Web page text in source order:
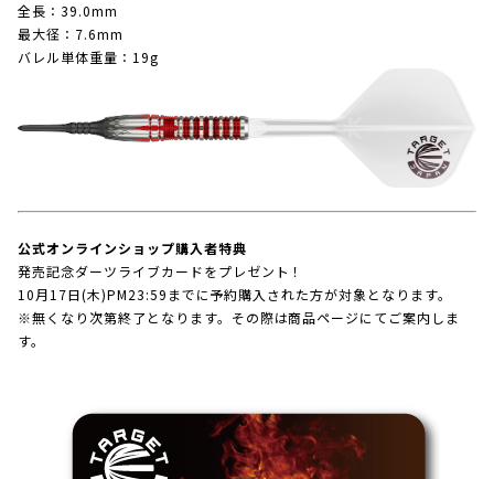
全長：39.0mm
最大径：7.6mm
バレル単体重量：19g
公式オンラインショップ購入者特典
発売記念ダーツライブカードをプレゼント！
10月17日(木)PM23:59までに予約購入された方が対象となります。
※無くなり次第終了となります。その際は商品ページにてご案内しま
す。